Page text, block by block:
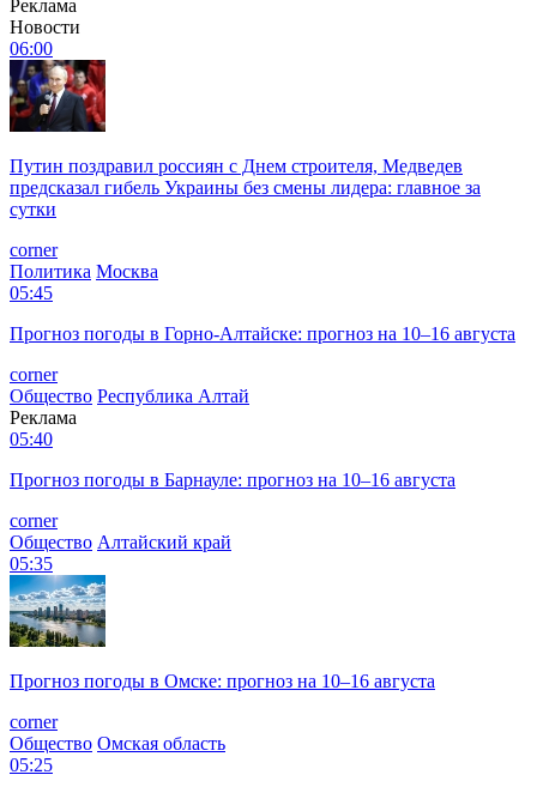
Реклама
Новости
06:00
Путин поздравил россиян с Днем строителя, Медведев
предсказал гибель Украины без смены лидера: главное за
сутки
corner
Политика Москва
05:45
Прогноз погоды в Горно-Алтайске: прогноз на 10–16 августа
corner
Общество Республика Алтай
Реклама
05:40
Прогноз погоды в Барнауле: прогноз на 10–16 августа
corner
Общество Алтайский край
05:35
Прогноз погоды в Омске: прогноз на 10–16 августа
corner
Общество Омская область
05:25